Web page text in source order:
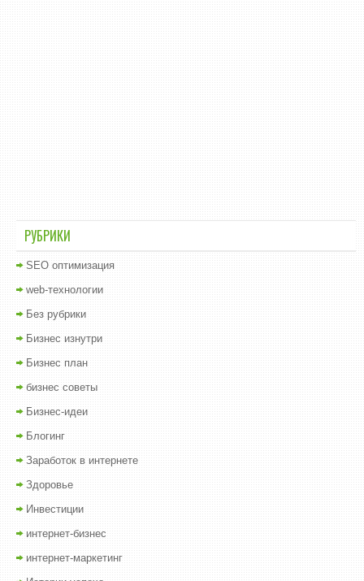
РУБРИКИ
SEO оптимизация
web-технологии
Без рубрики
Бизнес изнутри
Бизнес план
бизнес советы
Бизнес-идеи
Блогинг
Заработок в интернете
Здоровье
Инвестиции
интернет-бизнес
интернет-маркетинг